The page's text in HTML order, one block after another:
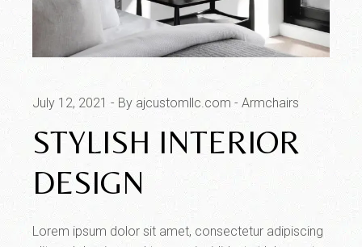
July 12, 2021 By ajcustomllc.com Armchairs
STYLISH INTERIOR
DESIGN
Lorem ipsum dolor sit amet, consectetur adipiscing